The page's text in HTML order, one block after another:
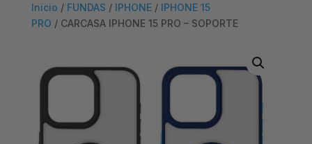
Inicio / FUNDAS / IPHONE/ IPHONE 15
PRO / CARCASA IPHONE 15 PRO – SOPORTE